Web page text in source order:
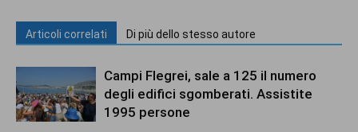
Articoli correlati Di più dello stesso autore
Campi Flegrei, sale a 125 il numero
degli edifici sgomberati. Assistite
1995 persone